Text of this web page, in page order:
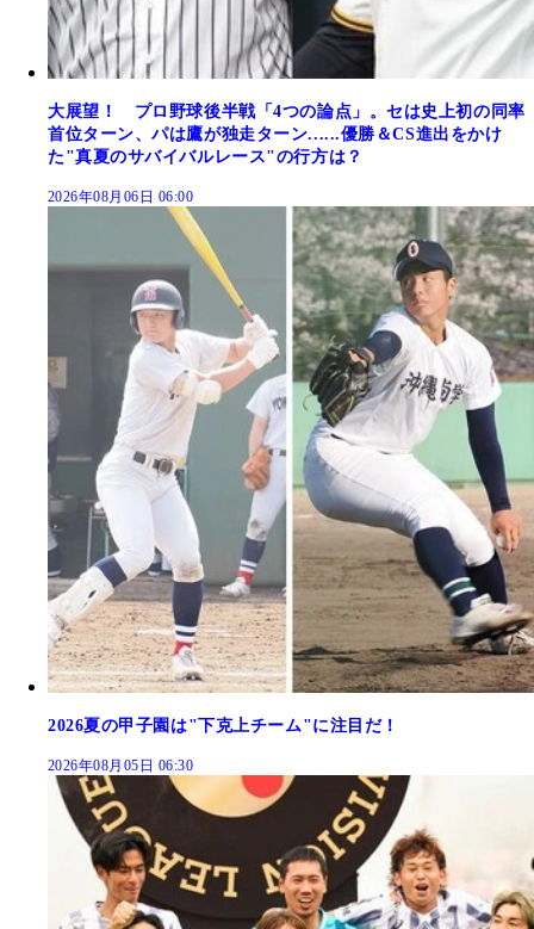
大展望！ プロ野球後半戦「4つの論点」。セは史上初の同率
首位ターン、パは鷹が独走ターン......優勝＆CS進出をかけ
た"真夏のサバイバルレース"の行方は？
2026年08月06日 06:00
2026夏の甲子園は"下克上チーム"に注目だ！
2026年08月05日 06:30